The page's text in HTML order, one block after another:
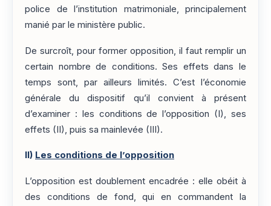
police de l’institution matrimoniale, principalement
manié par le ministère public.
De surcroît, pour former opposition, il faut remplir un
certain nombre de conditions. Ses effets dans le
temps sont, par ailleurs limités. C’est l’économie
générale du dispositif qu’il convient à présent
d’examiner : les conditions de l’opposition (I), ses
effets (II), puis sa mainlevée (III).
II) Les conditions de l’opposition
L’opposition est doublement encadrée : elle obéit à
des conditions de fond, qui en commandent la